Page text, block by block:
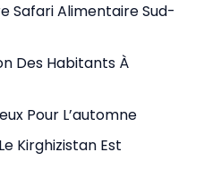
Safari Alimentaire Sud-
Des Habitants À
Pour L’automne
Kirghizistan Est